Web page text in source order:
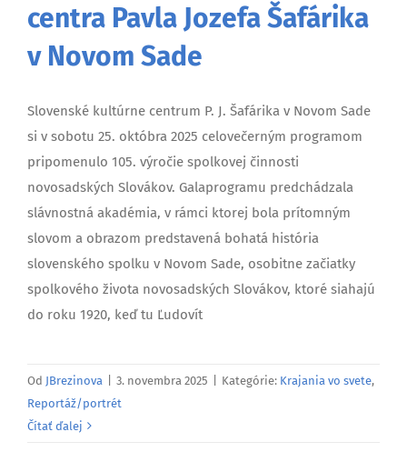
centra Pavla Jozefa Šafárika
v Novom Sade
Slovenské kultúrne centrum P. J. Šafárika v Novom Sade
si v sobotu 25. októbra 2025 celovečerným programom
pripomenulo 105. výročie spolkovej činnosti
novosadských Slovákov. Galaprogramu predchádzala
slávnostná akadémia, v rámci ktorej bola prítomným
slovom a obrazom predstavená bohatá história
slovenského spolku v Novom Sade, osobitne začiatky
spolkového života novosadských Slovákov, ktoré siahajú
do roku 1920, keď tu Ľudovít
Od JBrezinova 3. novembra 2025 Kategórie: Krajania vo svete,
Reportáž/portrét
Čítať ďalej